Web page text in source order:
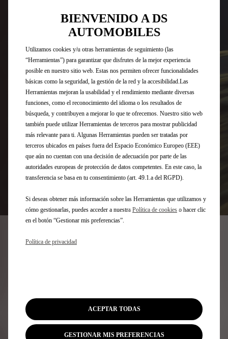
SERVICIOS
BIENVENIDO A DS
AUTOMOBILES
Utilizamos cookies y/u otras herramientas de seguimiento (las
“Herramientas”) para garantizar que disfrutes de la mejor experiencia
posible en nuestro sitio web. Estas nos permiten ofrecer funcionalidades
básicas como la seguridad, la gestión de la red y la accesibilidad.Las
Herramientas mejoran la usabilidad y el rendimiento mediante diversas
funciones, como el reconocimiento del idioma o los resultados de
búsqueda, y contribuyen a mejorar lo que te ofrecemos. Nuestro sitio web
también puede utilizar Herramientas de terceros para mostrar publicidad
más relevante para ti. Algunas Herramientas pueden ser tratadas por
terceros ubicados en países fuera del Espacio Económico Europeo (EEE)
que aún no cuentan con una decisión de adecuación por parte de las
autoridades europeas de protección de datos competentes. En este caso, la
transferencia se basa en tu consentimiento (art. 49.1.a del RGPD).
Si deseas obtener más información sobre las Herramientas que utilizamos y
cómo gestionarlas, puedes acceder a nuestra Política de cookies o hacer clic
en el botón “Gestionar mis preferencias”.
Política de privacidad
GESTIONAR MIS PREFERENCIAS
ACEPTAR TODAS